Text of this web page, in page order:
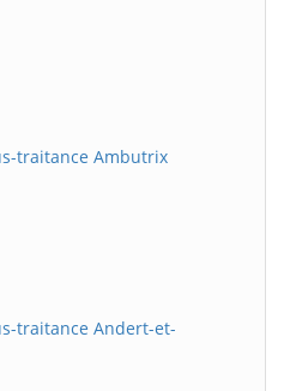
traitance Ambutrix
traitance Andert-et-